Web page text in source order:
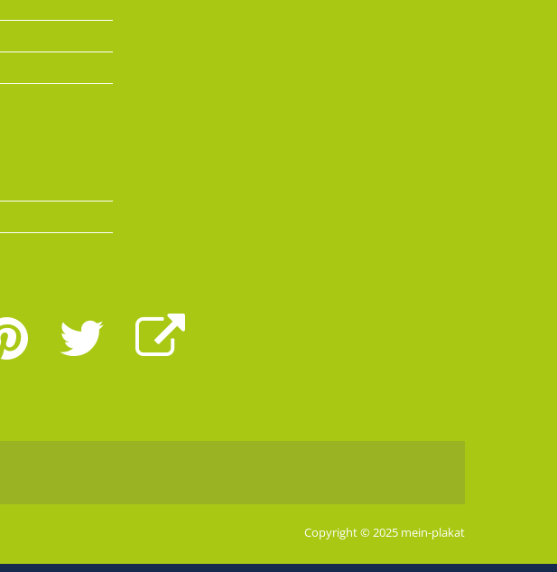
Copyright © 2025 mein-plakat